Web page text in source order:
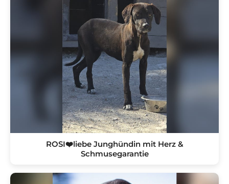
ROSI❤️liebe Junghündin mit Herz &
Schmusegarantie